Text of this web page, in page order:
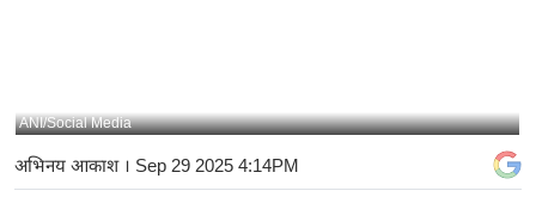
य
बि
ज़
ANI/Social Media
अभिनय आकाश। Sep 29 2025 4:14PM